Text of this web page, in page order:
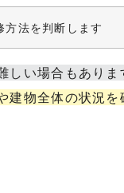
方法を判断します
い場合もありま
物全体の状況